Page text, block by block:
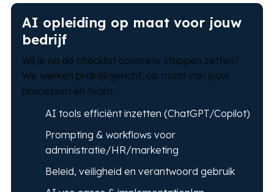
AI opleiding op maat voor jouw
bedrijf
Wil je na de checklist concrete stappen zetten?
We werken praktijkgericht, op maat van jouw
processen en team.
AI tools efficiënt inzetten (ChatGPT/Copilot)
Prompting & workflows voor
administratie/HR/marketing
Beleid, veiligheid en verantwoord gebruik